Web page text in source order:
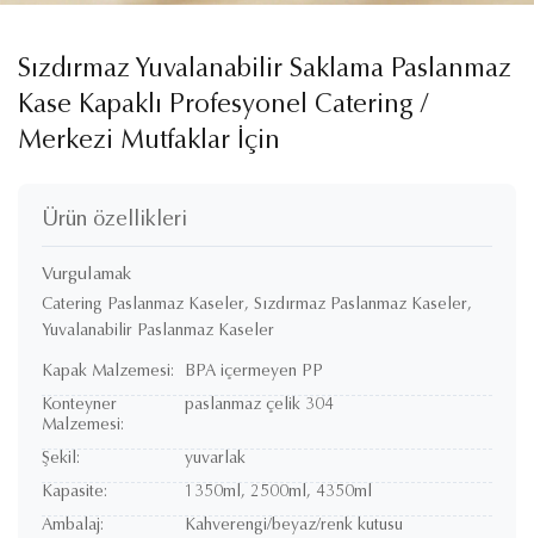
Sızdırmaz Yuvalanabilir Saklama Paslanmaz
Kase Kapaklı Profesyonel Catering /
Merkezi Mutfaklar İçin
Ürün özellikleri
Vurgulamak
Catering Paslanmaz Kaseler, Sızdırmaz Paslanmaz Kaseler,
Yuvalanabilir Paslanmaz Kaseler
Kapak Malzemesi:
BPA içermeyen PP
Konteyner
Malzemesi:
paslanmaz çelik 304
Şekil:
yuvarlak
Kapasite:
1350ml, 2500ml, 4350ml
Ambalaj:
Kahverengi/beyaz/renk kutusu